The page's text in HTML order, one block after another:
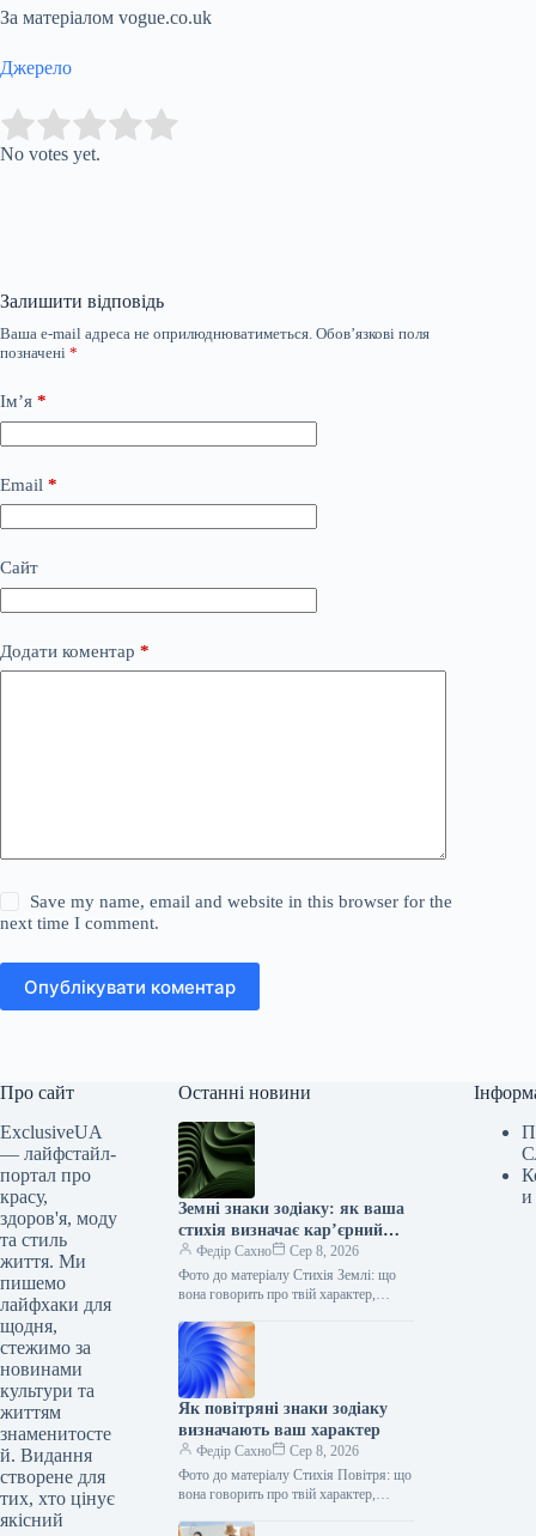
За матеріалом vogue.co.uk
Джерело
Rate this item:
No votes yet.
Залишити відповідь
Ваша e-mail адреса не оприлюднюватиметься. Обов’язкові поля
позначені *
Ім’я *
Email *
Сайт
Додати коментар *
Save my name, email and website in this browser for the
next time I comment.
Опублікувати коментар
Про сайт
ExclusiveUA
— лайфстайл-
портал про
красу,
здоров'я, моду
та стиль
життя. Ми
пишемо
лайфхаки для
щодня,
стежимо за
новинами
культури та
життям
знаменитосте
й. Видання
створене для
тих, хто цінує
якісний
Останні новини
Земні знаки зодіаку: як ваша
стихія визначає кар’єрний
успіхФедір Сахно
Сер 8, 2026
Фото до матеріалу Стихія Землі: що
вона говорить про твій характер,
кар’єру Коли ми говоримо про…
Як повітряні знаки зодіаку
визначають ваш характер
Федір Сахно
Сер 8, 2026
Фото до матеріалу Стихія Повітря: що
вона говорить про твій характер,
кар’єру Коли ми говоримо про…
и